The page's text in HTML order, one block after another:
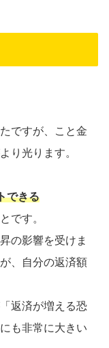
ですが、こと金
り光ります。
できる
です。
の影響を受けま
、自分の返済額
返済が増える恐
も非常に大きい